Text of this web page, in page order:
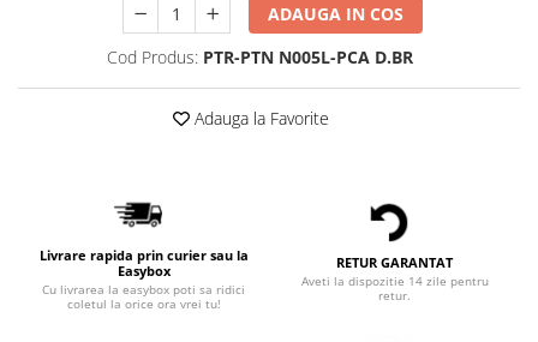
ADAUGA IN COS
Cod Produs: PTR-PTN N005L-PCA D.BR
Adauga la Favorite
Livrare rapida prin curier sau la
Easybox
Cu livrarea la easybox poti sa ridici
coletul la orice ora vrei tu!
RETUR GARANTAT
Aveti la dispozitie 14 zile pentru
retur.